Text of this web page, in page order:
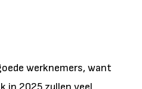
werknemers, want